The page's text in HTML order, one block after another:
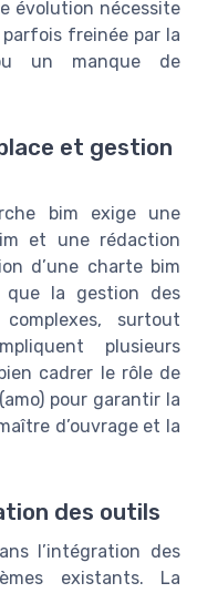
évolution nécessite
freinée par la
un manque de
et gestion
bim exige une
et une rédaction
d’une charte bim
que la gestion des
surtout
plusieurs
cadrer le rôle de
pour garantir la
d’ouvrage et la
des outils
l’intégration des
existants. La